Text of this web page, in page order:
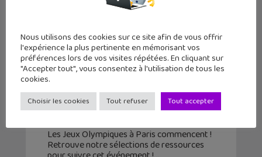
Comment suivre les Jeux
Olympiques de Paris 2024 ?
Les Jeux Olympiques à Paris commencent !
Retrouve notre sélections de ressources
Nous utilisons des cookies sur ce site afin de vous offrir
l'expérience la plus pertinente en mémorisant vos
préférences lors de vos visites répétées. En cliquant sur
"Accepter tout", vous consentez à l'utilisation de tous les
cookies.
Choisir les cookies Tout refuser Tout accepter